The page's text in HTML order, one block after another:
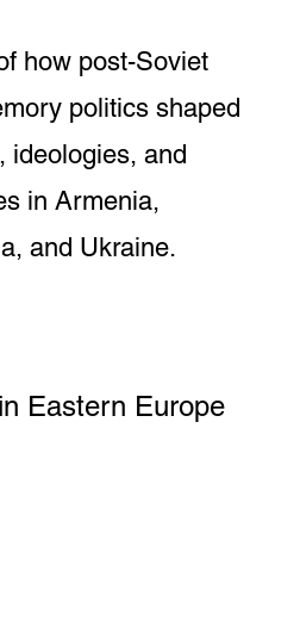
how post-Soviet
politics shaped
ideologies, and
in Armenia,
and Ukraine.
Eastern Europe